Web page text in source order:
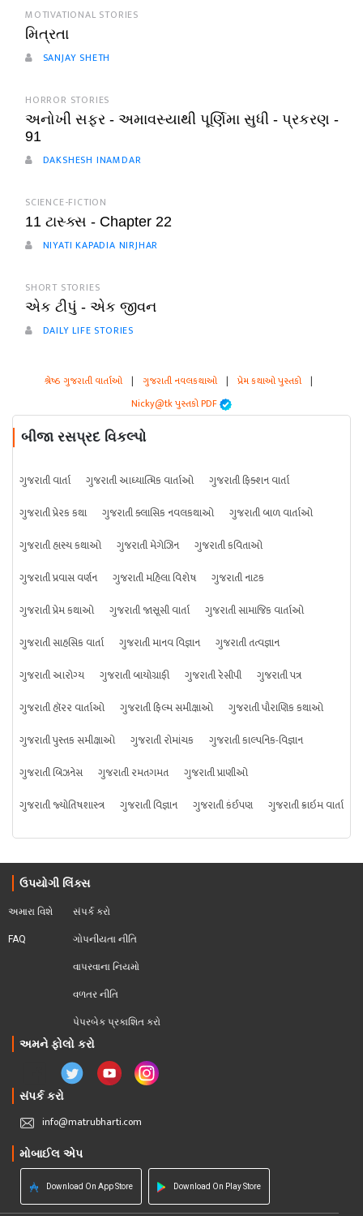
MOTIVATIONAL STORIES
મિત્રતા
SANJAY SHETH
HORROR STORIES
અનોખી સફર - અમાવસ્યાથી પૂર્ણિમા સુધી - પ્રકરણ -
91
DAKSHESH INAMDAR
SCIENCE-FICTION
11 ટાસ્ક્સ - Chapter 22
NIYATI KAPADIA NIRJHAR
SHORT STORIES
એક ટીપું - એક જીવન
DAILY LIFE STORIES
શ્રેષ્ઠ ગુજરાતી વાર્તાઓ | ગુજરાતી નવલકથાઓ | પ્રેમ કથાઓ પુસ્તકો |
Nicky@tk પુસ્તકો PDF
બીજા રસપ્રદ વિકલ્પો
ગુજરાતી વાર્તા ગુજરાતી આધ્યાત્મિક વાર્તાઓ
ગુજરાતી ફિક્શન વાર્તા
ગુજરાતી પ્રેરક કથા
ગુજરાતી ક્લાસિક નવલકથાઓ
ગુજરાતી બાળ વાર્તાઓ
ગુજરાતી હાસ્ય કથાઓ
ગુજરાતી મેગેઝિન
ગુજરાતી કવિતાઓ
ગુજરાતી પ્રવાસ વર્ણન
ગુજરાતી મહિલા વિશેષ
ગુજરાતી નાટક
ગુજરાતી પ્રેમ કથાઓ
ગુજરાતી જાસૂસી વાર્તા
ગુજરાતી સામાજિક વાર્તાઓ
ગુજરાતી સાહસિક વાર્તા
ગુજરાતી માનવ વિજ્ઞાન
ગુજરાતી તત્વજ્ઞાન
ગુજરાતી આરોગ્ય
ગુજરાતી બાયોગ્રાફી ગુજરાતી રેસીપી
ગુજરાતી પત્ર
ગુજરાતી હૉરર વાર્તાઓ
ગુજરાતી ફિલ્મ સમીક્ષાઓ
ગુજરાતી પૌરાણિક કથાઓ
ગુજરાતી પુસ્તક સમીક્ષાઓ
ગુજરાતી રોમાંચક
ગુજરાતી કાલ્પનિક-વિજ્ઞાન
ગુજરાતી બિઝનેસ
ગુજરાતી રમતગમત
ગુજરાતી પ્રાણીઓ
ગુજરાતી જ્યોતિષશાસ્ત્ર
ગુજરાતી વિજ્ઞાન ગુજરાતી કંઈપણ ગુજરાતી ક્રાઇમ વાર્તા
ઉપયોગી લિંક્સ
અમારા વિશે
FAQ
સંપર્ક કરો
ગોપનીયતા નીતિ
વાપરવાના નિયમો
વળતર નીતિ
પેપરબેક પ્રકાશિત કરો
અમને ફોલો કરો
સંપર્ક કરો
info@matrubharti.com
મોબાઈલ એપ
Download On App Store Download On Play Store